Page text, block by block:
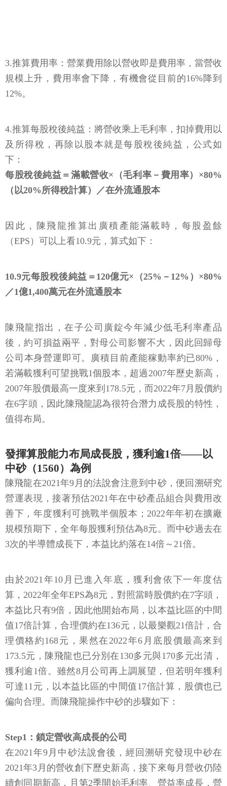
3.推算費用率：營業費用除以營收即是費用率，當營收
規模上升，費用率會下降，有機會從目前的16%降到
12%。
4.推算每股稅後純益：將營收乘上毛利率，扣掉費用以
及所得稅，再除以股本就是每股稅後純益，公式如
下：
每股稅後純益＝滿載營收×（毛利率－費用率）×80%
（以20%所得稅計算）／在外流通股本
因此，陳飛龍推算出廣積產能滿載時，每股盈餘
（EPS）可以上看10.9元，算式如下：
10.9元每股稅後純益＝120億元×（25%－12%）×80%
／1億1,400萬元在外流通股本
陳飛龍指出，在子公司廣錠今年減少低毛利率產品
後，約可損益兩平，對母公司影響不大，因此回歸母
公司本身營運即可。廣積目前產能稼動率約已80%，
若滿載獲利可望挑戰1個股本，超過2007年歷史新高，
2007年股價最高一度來到178.5元，而2022年7月股價約
在6字頭，因此陳飛龍認為很符合潛力成長股的特性，
值得布局。
發揮算股能力布局成長股，獲利逾1倍——以
中砂（1560）為例
陳飛龍在2021年9月的法說會注意到中砂，便回溯研究
營運表現，接著預估2021年在中砂產品組合與費用改
善下，年度獲利可挑戰半個股本；2022年年初在擴廠
規模預期下，全年每股獲利預估為8元。而中砂過去在
3次的半導體成長下，本益比約落在14倍～21倍。
由於2021年10月已進入年底，獲利會依下一年度估
算，2022年全年EPS為8元，對照當時股價約在7字頭，
本益比只有9倍，因此他開始布局，以本益比區的中間
值17倍計算，合理價約在136元，以最樂觀21倍計，合
理價格約168元，果然在2022年6月底股價最高來到
173.5元，陳飛龍也已分別在130多元與170多元出清，
獲利逾1倍。雖然8月公司再上調展望，但若明年獲利
可達11元，以本益比區的中間值17倍計算，股價也已
偏向合理。而陳飛龍操作中砂的步驟如下：
Step1：鎖定營收高成長的公司
在2021年9月中砂法說會後，經回溯研究發現中砂在
2021年3月的營收創下歷史新高，接下來每月營收仍陸
續創同期新高，且第2季開始毛利率、營益率成長，營